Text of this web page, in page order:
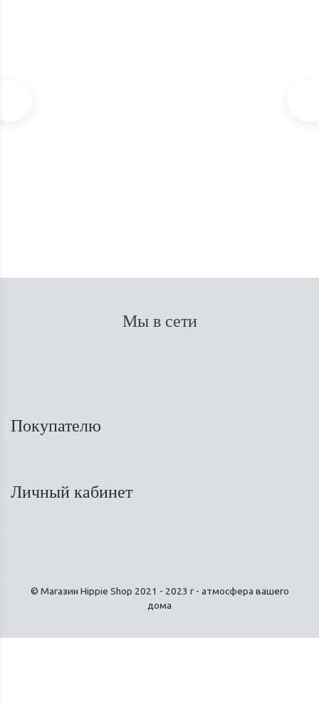
Мы в сети
Покупателю
Личный кабинет
© Магазин Hippie Shop 2021 - 2023 г - атмосфера вашего
дома